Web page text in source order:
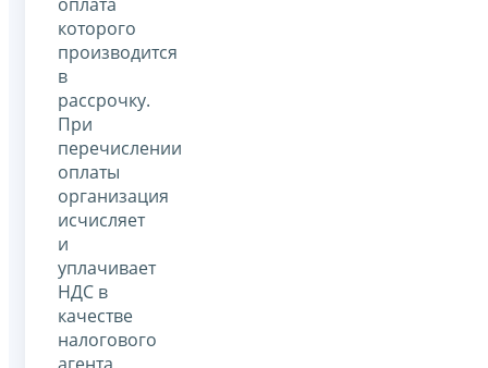
которого
производится
в
рассрочку.
При
перечислении
оплаты
организация
исчисляет
и
уплачивает
НДС в
качестве
налогового